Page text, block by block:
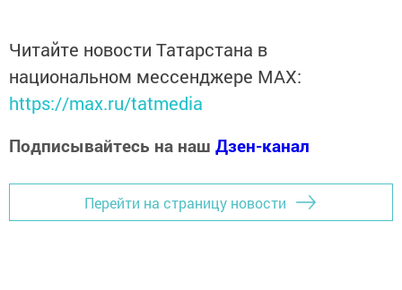
Читайте новости Татарстана в
национальном мессенджере MАХ:
https://max.ru/tatmedia
Подписывайтесь на наш Дзен-канал
Перейти на страницу новости